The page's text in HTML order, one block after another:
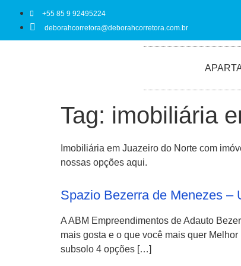
+55 85 9 92495224
deborahcorretora@deborahcorretora.com.br
Tag: imobiliária
Imobiliária em Juazeiro do Norte com
nossas opções aqui.
Spazio Bezerra de Menezes –
A ABM Empreendimentos de Adauto
mais gosta e o que você mais quer
subsolo 4 opções […]